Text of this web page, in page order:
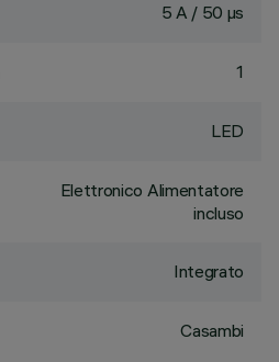
5 A / 50 µs
1
LED
Elettronico Alimentatore
incluso
Integrato
Casambi